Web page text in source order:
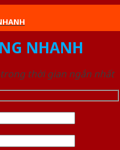
NHANH
thời gian ngắn nhất